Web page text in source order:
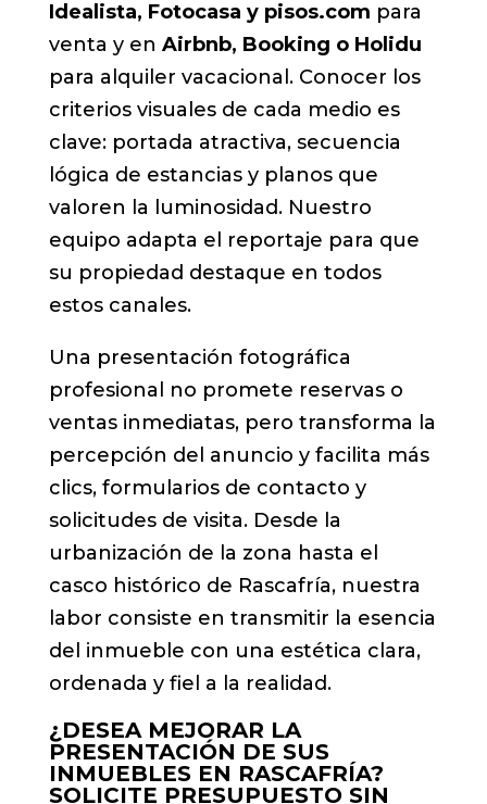
Idealista, Fotocasa y pisos.com para
venta y en Airbnb, Booking o Holidu
para alquiler vacacional. Conocer los
criterios visuales de cada medio es
clave: portada atractiva, secuencia
lógica de estancias y planos que
valoren la luminosidad. Nuestro
equipo adapta el reportaje para que
su propiedad destaque en todos
estos canales.
Una presentación fotográfica
profesional no promete reservas o
ventas inmediatas, pero transforma la
percepción del anuncio y facilita más
clics, formularios de contacto y
solicitudes de visita. Desde la
urbanización de la zona hasta el
casco histórico de Rascafría, nuestra
labor consiste en transmitir la esencia
del inmueble con una estética clara,
ordenada y fiel a la realidad.
¿DESEA MEJORAR LA
PRESENTACIÓN DE SUS
INMUEBLES EN RASCAFRÍA?
SOLICITE PRESUPUESTO SIN